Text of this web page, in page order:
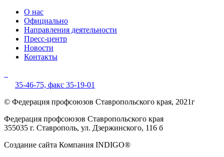
О нас
Официально
Направления деятельности
Пресс-центр
Новости
Контакты
35-46-75, факс 35-19-01
© Федерация профсоюзов Ставропольского края, 2021г
Федерация профсоюзов Ставропольского края
355035 г. Ставрополь, ул. Дзержинского, 116 б
Создание сайта Компания INDIGO®